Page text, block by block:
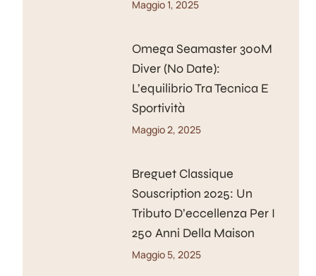
Maggio 1, 2025
Omega Seamaster 300M
Diver (No Date):
L’equilibrio Tra Tecnica E
Sportività
Maggio 2, 2025
Breguet Classique
Souscription 2025: Un
Tributo D’eccellenza Per I
250 Anni Della Maison
Maggio 5, 2025